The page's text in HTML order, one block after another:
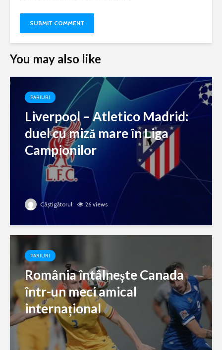
You may also like
PARIURI
Liverpool – Atletico Madrid:
duel cu miză mare în Liga
Campionilor
Câștigătorul 26 views
PARIURI
România întâlnește Canada
într-un meci amical
internațional